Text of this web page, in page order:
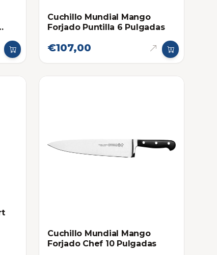
Cuchillo Mundial Mango
Forjado Puntilla 6 Pulgadas
€107,00
Cuchillo Mundial Mango
Forjado Chef 10 Pulgadas